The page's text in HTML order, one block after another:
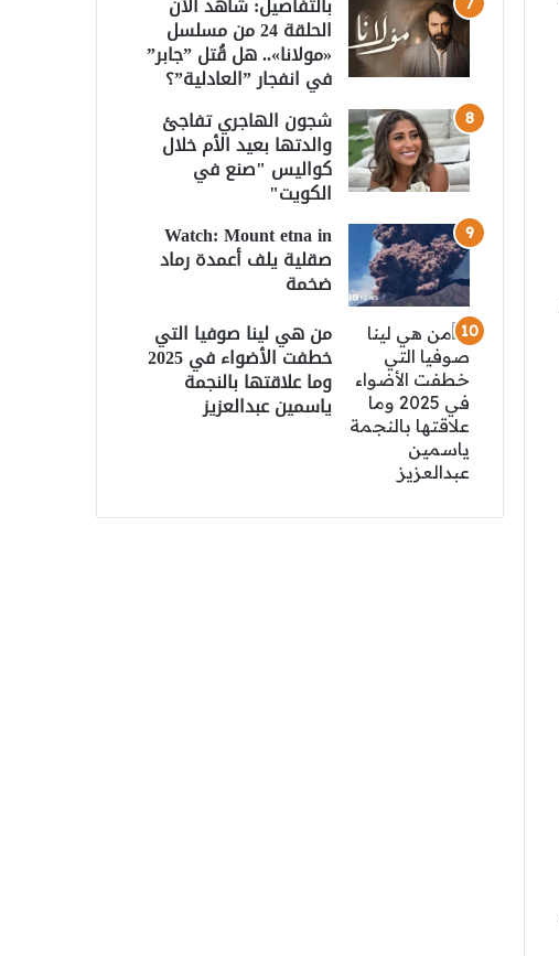
الحلقة 24 من مسلسل
«مولانا».. هل قُتل ”جابر”
في انفجار ”العادلية”؟
شجون الهاجري تفاجئ
والدتها بعيد الأم خلال
كواليس "صنع في
الكويت"
Watch: Mount etna in
صقلية يلف أعمدة رماد
ضخمة
من هي لينا صوفيا التي
خطفت الأضواء في 2025
وما علاقتها بالنجمة
ياسمين عبدالعزيز